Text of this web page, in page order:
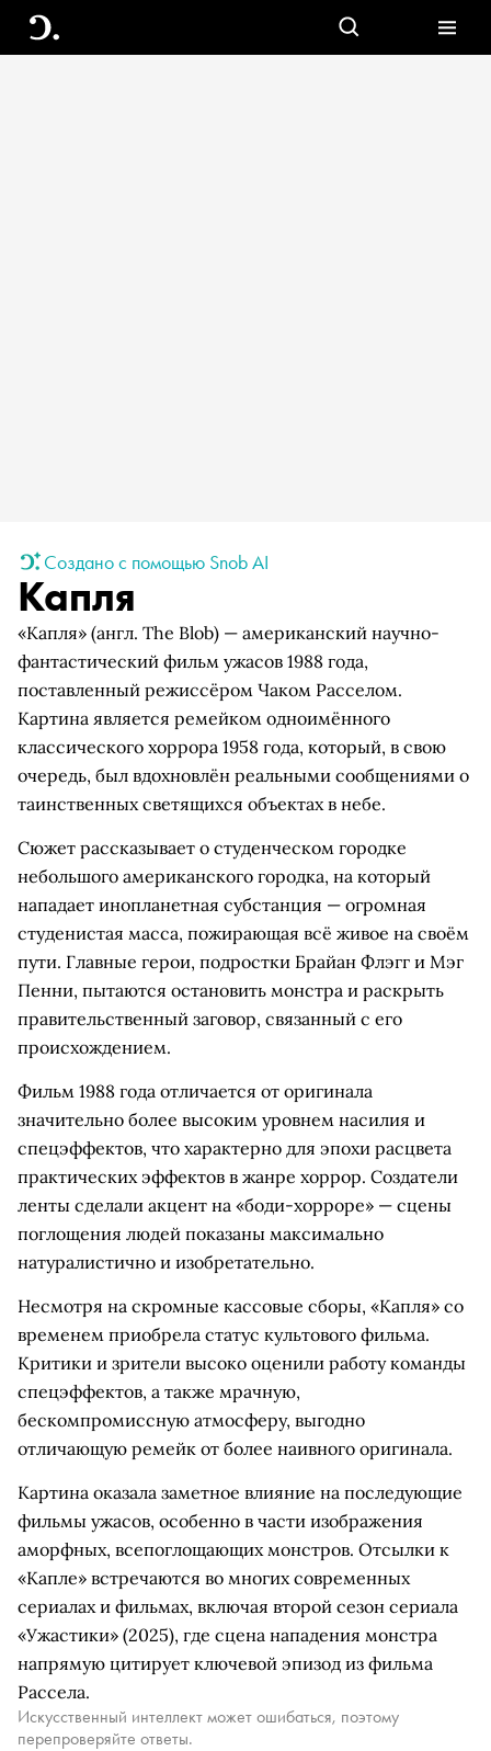
Создано с помощью Snob AI
Капля
«Капля» (англ. The Blob) — американский научно-
фантастический фильм ужасов 1988 года,
поставленный режиссёром Чаком Расселом.
Картина является ремейком одноимённого
классического хоррора 1958 года, который, в свою
очередь, был вдохновлён реальными сообщениями о
таинственных светящихся объектах в небе.
Сюжет рассказывает о студенческом городке
небольшого американского городка, на который
нападает инопланетная субстанция — огромная
студенистая масса, пожирающая всё живое на своём
пути. Главные герои, подростки Брайан Флэгг и Мэг
Пенни, пытаются остановить монстра и раскрыть
правительственный заговор, связанный с его
происхождением.
Фильм 1988 года отличается от оригинала
значительно более высоким уровнем насилия и
спецэффектов, что характерно для эпохи расцвета
практических эффектов в жанре хоррор. Создатели
ленты сделали акцент на «боди-хорроре» — сцены
поглощения людей показаны максимально
натуралистично и изобретательно.
Несмотря на скромные кассовые сборы, «Капля» со
временем приобрела статус культового фильма.
Критики и зрители высоко оценили работу команды
спецэффектов, а также мрачную,
бескомпромиссную атмосферу, выгодно
отличающую ремейк от более наивного оригинала.
Картина оказала заметное влияние на последующие
фильмы ужасов, особенно в части изображения
аморфных, всепоглощающих монстров. Отсылки к
«Капле» встречаются во многих современных
сериалах и фильмах, включая второй сезон сериала
«Ужастики» (2025), где сцена нападения монстра
напрямую цитирует ключевой эпизод из фильма
Рассела.
Искусственный интеллект может ошибаться, поэтому
перепроверяйте ответы.